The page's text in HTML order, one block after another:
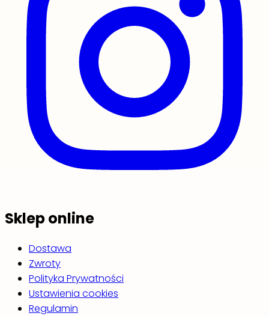
Sklep online
Dostawa
Zwroty
Polityka Prywatności
Ustawienia cookies
Regulamin